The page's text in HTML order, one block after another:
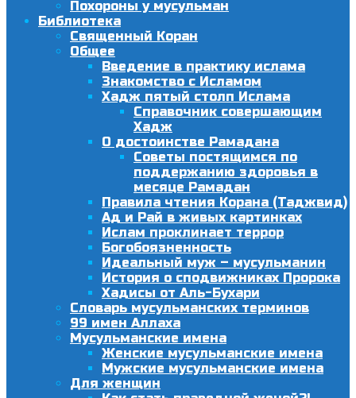
Похороны у мусульман
Библиотека
Священный Коран
Общее
Введение в практику ислама
Знакомство с Исламом
Хадж пятый столп Ислама
Справочник совершающим
Хадж
О достоинстве Рамадана
Советы постящимся по
поддержанию здоровья в
месяце Рамадан
Правила чтения Корана (Таджвид)
Ад и Рай в живых картинках
Ислам проклинает террор
Богобоязненность
Идеальный муж – мусульманин
История о сподвижниках Пророка
Хадисы от Аль-Бухари
Словарь мусульманских терминов
99 имен Аллаха
Мусульманские имена
Женские мусульманские имена
Мужские мусульманские имена
Для женщин